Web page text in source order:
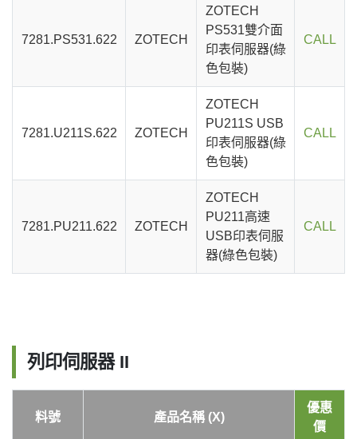
7281.PS531.622 ZOTECH
ZOTECH
PS531雙介面
印表伺服器(綠
色包裝)
CALL
7281.U211S.622 ZOTECH
ZOTECH
PU211S USB
印表伺服器(綠
色包裝)
CALL
7281.PU211.622 ZOTECH
ZOTECH
PU211高速
USB印表伺服
器(綠色包裝)
CALL
列印伺服器 II
料號 產品名稱 (X)
優惠
價